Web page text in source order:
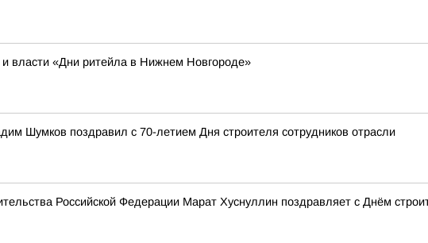
власти «Дни ритейла в Нижнем Новгороде»
Шумков поздравил с 70-летием Дня строителя сотрудников отрасли
Российской Федерации Марат Хуснуллин поздравляет с Днём